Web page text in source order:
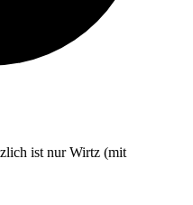
ist nur Wirtz (mit